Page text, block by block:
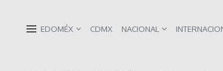
EDOMÉX CDMX NACIONAL